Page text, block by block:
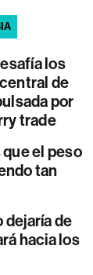
los
de
por
trade
el peso
tan
dejaría de
hacia los